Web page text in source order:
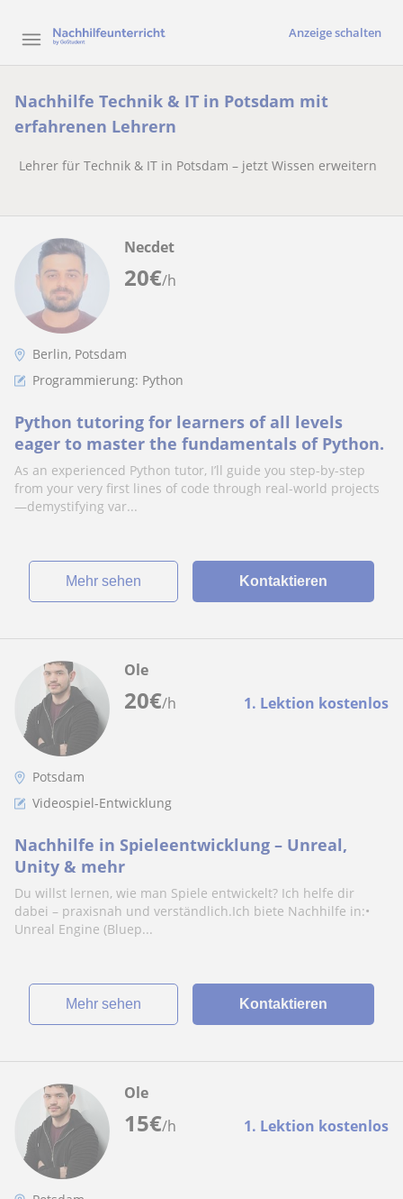
Anzeige schalten
Nachhilfe Technik & IT in Potsdam mit
erfahrenen Lehrern
Lehrer für Technik & IT in Potsdam – jetzt Wissen erweitern
20€/h
Necdet
Berlin, Potsdam
Programmierung: Python
Python tutoring for learners of all levels
eager to master the fundamentals of Python.
As an experienced Python tutor, I’ll guide you step-by-step
from your very first lines of code through real-world projects
—demystifying var...
Mehr sehen Kontaktieren
20€/h 1. Lektion kostenlos
Ole
Potsdam
Videospiel-Entwicklung
Nachhilfe in Spieleentwicklung – Unreal,
Unity & mehr
Du willst lernen, wie man Spiele entwickelt? Ich helfe dir
dabei – praxisnah und verständlich.Ich biete Nachhilfe in:•
Unreal Engine (Bluep...
Mehr sehen Kontaktieren
15€/h 1. Lektion kostenlos
Ole